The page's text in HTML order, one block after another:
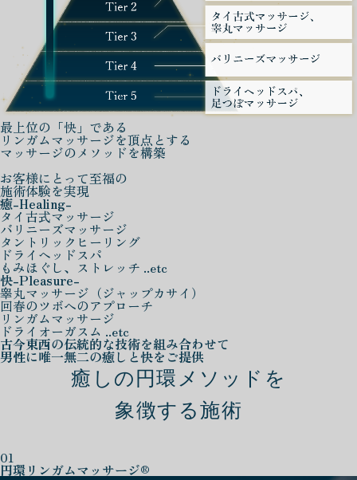
最上位の「快」である
リンガムマッサージを頂点とする
マッサージのメソッドを構築
お客様にとって至福の
施術体験を実現
癒-Healing-
タイ古式マッサージ
バリニーズマッサージ
タントリックヒーリング
ドライヘッドスパ
もみほぐし、ストレッチ ..etc
快-Pleasure-
睾丸マッサージ（ジャップカサイ）
回春のツボへのアプローチ
リンガムマッサージ
ドライオーガスム ..etc
古今東西の伝統的な技術を組み合わせて
男性に唯一無二の癒しと快をご提供
癒しの円環メソッドを
象徴する施術
01
円環リンガムマッサージ®